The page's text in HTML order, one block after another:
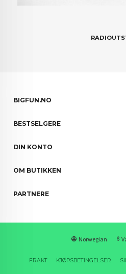
BIGFUN.NO
BESTSELGERE
DIN KONTO
OM BUTIKKEN
PARTNERE
Norwegian
FRAKT KJØPSBETINGELSER